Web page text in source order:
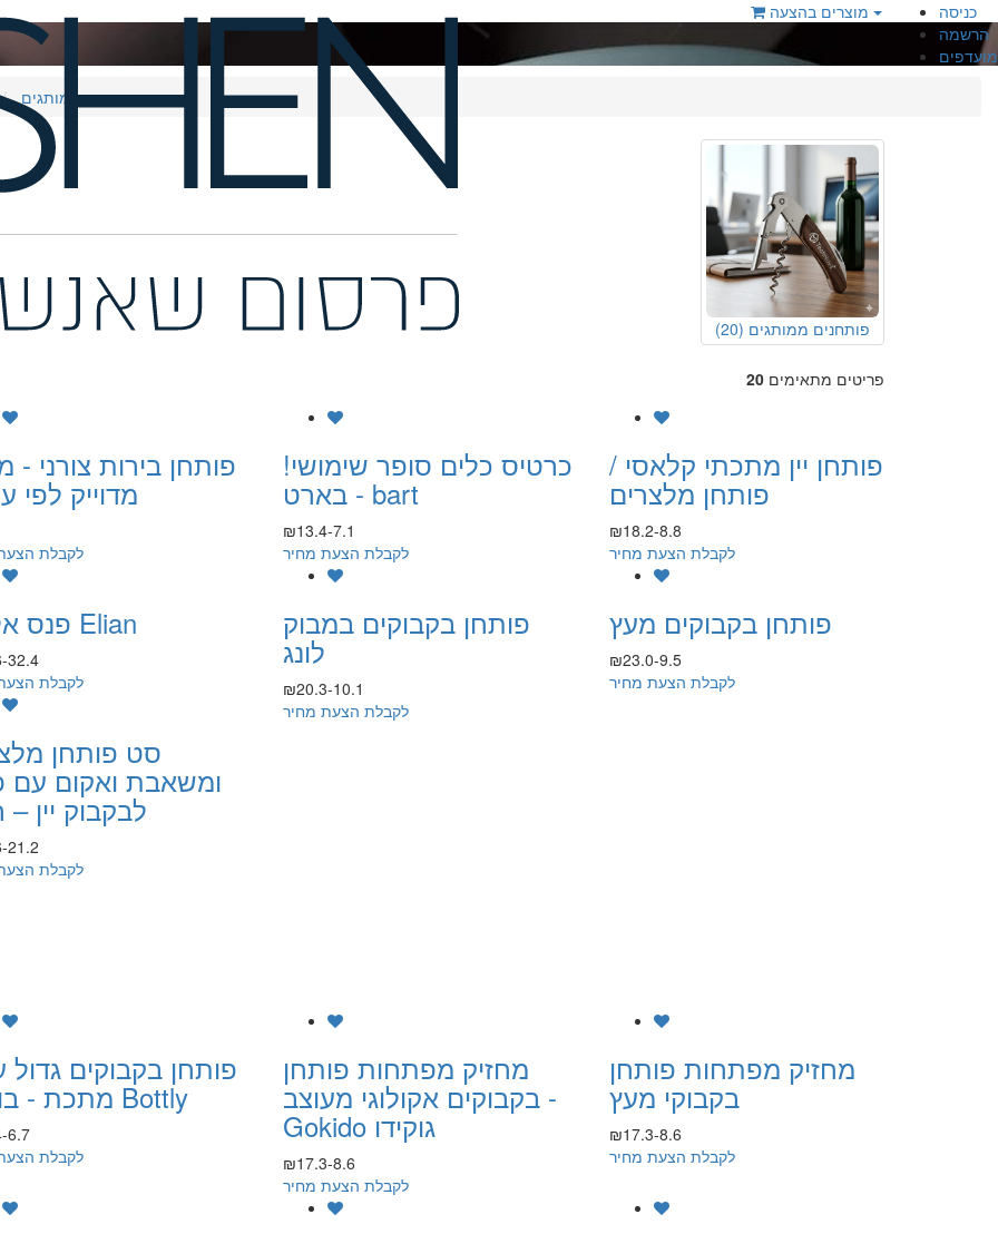
כניסה
הרשמה
מועדפים
פותחנים ממותגים
פותחנים ממותגים (20)
20 פריטים מתאימים
פותחן יין מתכתי קלאסי /
פותחן מלצרים
₪18.2-8.8
לקבלת הצעת מחיר
כרטיס כלים סופר שימושי!
בארט - bart
₪13.4-7.1
לקבלת הצעת מחיר
פותחן בירות צורני -
מדוייק לפי
לקבלת
פותחן בקבוקים מעץ
₪23.0-9.5
לקבלת הצעת מחיר
פותחן בקבוקים במבוק
לונג
₪20.3-10.1
לקבלת הצעת מחיר
פנס אליאן Elian
32.4
לקבלת
סט פותחן
ומשאבת ואקום עם
לבקבוק יין –
21.2
לקבלת
מחזיק מפתחות פותחן
בקבוקי מעץ
₪17.3-8.6
לקבלת הצעת מחיר
מחזיק מפתחות פותחן
בקבוקים אקולוגי מעוצב -
Gokido גוקידו
₪17.3-8.6
לקבלת הצעת מחיר
פותחן בקבוקים גדול
מתכת - בוטלי Bottly
6.7
לקבלת